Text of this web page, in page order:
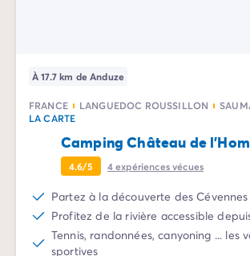
Camping Pornic
Camping La-Tranche-sur-Mer
Camping Les Sables d'Olonne
Camping Saint-Gilles-Croix-de-Vie
Camping Saint-Hilaire-De-Riez
Camping Poitou-Charentes
Camping Charente-Maritime
Camping Fouras
À 17.7 km de Anduze
FRANCE LANGUEDOC ROUSSILLON
LA CARTE
Camping Château de l'Hom
4.6/5 4expériences vécues
Partez à la découverte des Cévennes
Profitez de la rivière accessible
Tennis, randonnées, canyoning ... les
sportives